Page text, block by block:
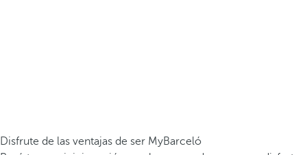
Disfrute de las ventajas de ser MyBarceló